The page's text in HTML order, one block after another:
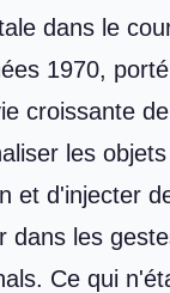
dans le
1970,
croissante de
les
et d'injecter
dans les
Ce qui